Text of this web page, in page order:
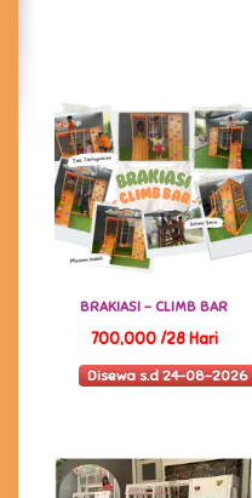
BRAKIASI - CLIMB BAR
700,000 /28 Hari
Disewa s.d 24-08-2026